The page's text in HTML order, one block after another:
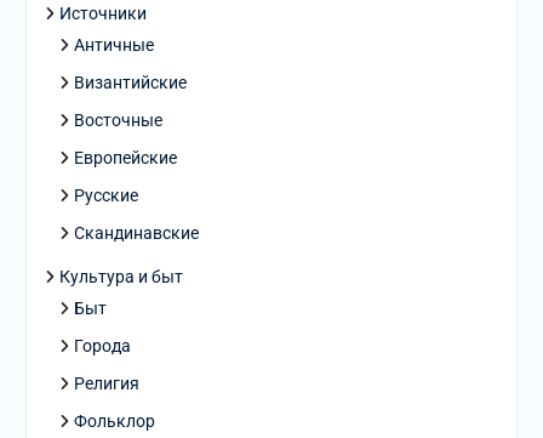
Источники
Античные
Византийские
Восточные
Европейские
Русские
Скандинавские
Культура и быт
Быт
Города
Религия
Фольклор